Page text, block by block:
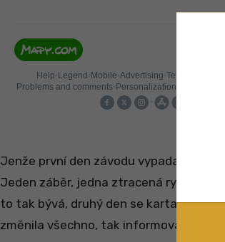
Jenže první den závodu vypadal spíš
Jeden záběr, jedna ztracená ryba.
to tak bývá, druhý den se karta
změnila všechno, tak informovala o